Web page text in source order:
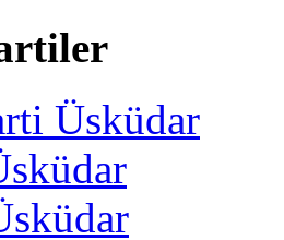
Üsküdar